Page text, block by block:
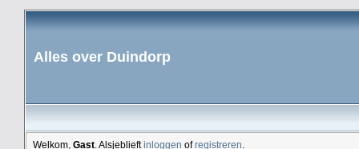
Alles over Duindorp
Welkom, Gast . Alsjeblieftinloggen ofregistreren